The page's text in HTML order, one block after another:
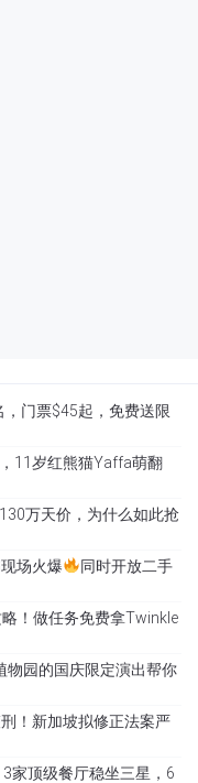
门票$45起，免费送限
11岁红熊猫Yaffa萌翻
万天价，为什么如此抢
场火爆
同时开放二手
！做任务免费拿Twinkle
物园的国庆限定演出帮你
！新加坡拟修正法案严
家顶级餐厅稳坐三星，6